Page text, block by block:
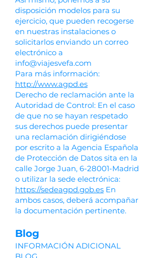
disposición modelos para su
ejercicio, que pueden recogerse
en nuestras instalaciones o
solicitarlos enviando un correo
electrónico a
info@viajesvefa.com
Para más información:
http://www.agpd.es
Derecho de reclamación ante la
Autoridad de Control: En el caso
de que no se hayan respetado
sus derechos puede presentar
una reclamación dirigiéndose
por escrito a la Agencia Española
de Protección de Datos sita en la
calle Jorge Juan, 6-28001-Madrid
o utilizar la sede electrónica:
https://sedeagpd.gob.es En
ambos casos, deberá acompañar
la documentación pertinente.
Blog
INFORMACIÓN ADICIONAL